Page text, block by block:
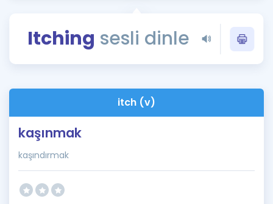
Rehberlik Aracı
ÖSYM Sınav Takvimi
Kampanyalar
Blog
Itching sesli dinle
itch (v)
kaşınmak
kaşındırmak